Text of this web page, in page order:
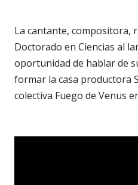
La cantante, compositora,
Doctorado en Ciencias al
oportunidad de hablar de
formar la casa productora
colectiva Fuego de Venus